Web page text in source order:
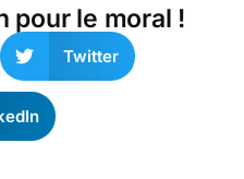
pour le moral !
Twitter